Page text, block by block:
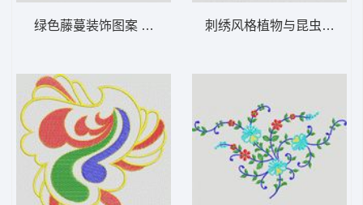
绿色藤蔓装饰图案 植物花型 刺绣风格植物与昆虫图案